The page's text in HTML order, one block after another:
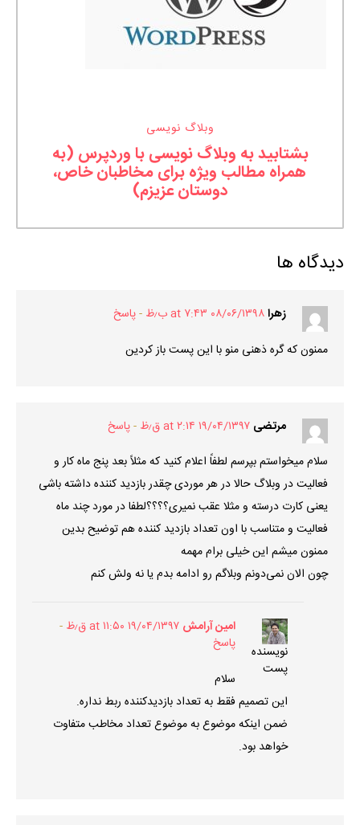
وبلاگ نویسی
بشتابید به وبلاگ نویسی با وردپرس (به
همراه مطالب ویژه برای مخاطبان خاص،
دوستان عزیزم)
دیدگاه ها
زهرا۰۸/۰۶/۱۳۹۸ at ۷:۴۳ ب٫ظ
پاسخ
ممنون که گره ذهنی منو با این پست باز کردین
مرتضی ۱۹/۰۴/۱۳۹۷ at ۲:۱۴ ق٫ظ
پاسخ
سلام میخواستم بپرسم لطفاً اعلام کنید که مثلاً بعد پنج ماه کار و
فعالیت در وبلاگ حالا در هر موردی چقدر بازدید کننده داشته باشی
یعنی کارت درسته و مثلا عقب نمیری؟؟؟؟لطفا در مورد چند ماه
فعالیت و متناسب با اون تعداد بازدید کننده هم توضیح بدین
ممنون میشم این خیلی برام مهمه
چون الان نمی‌دونم وبلاگم رو ادامه بدم یا نه ولش کنم
نویسنده
پست
امین آرامش ۱۹/۰۴/۱۳۹۷ at ۱۱:۵۰ ق٫ظ
پاسخ
سلام
این تصمیم فقط به تعداد بازدیدکننده ربط نداره.
ضمن اینکه موضوع به موضوع تعداد مخاطب متفاوت
خواهد بود.